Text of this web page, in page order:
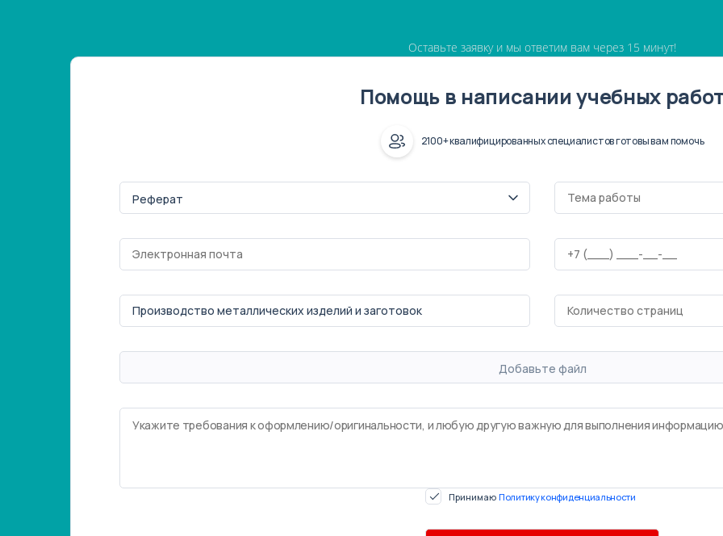
Оставьте заявку и мы ответим вам через 15 минут!
Помощь в написании учебных
2100+ квалифицированных специалистов готовы вам помочь
Добавьте файл
Принимаю Политику конфиденциальности